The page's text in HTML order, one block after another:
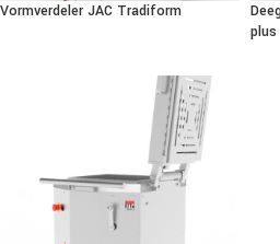
Vormverdeler JAC Tradiform
plus